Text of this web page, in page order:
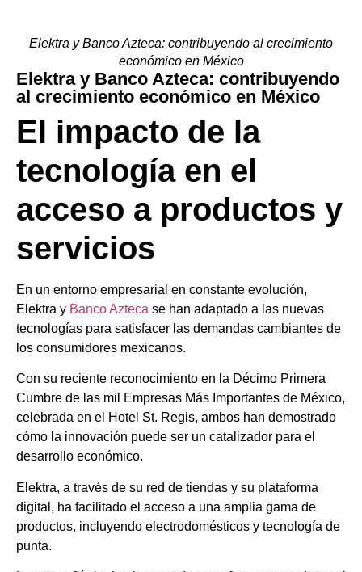
Elektra y Banco Azteca: contribuyendo al crecimiento
económico en México
Elektra y Banco Azteca: contribuyendo
al crecimiento económico en México
El impacto de la
tecnología en el
acceso a productos y
servicios
En un entorno empresarial en constante evolución,
Elektra y Banco Azteca se han adaptado a las nuevas
tecnologías para satisfacer las demandas cambiantes de
los consumidores mexicanos.
Con su reciente reconocimiento en la Décimo Primera
Cumbre de las mil Empresas Más Importantes de México,
celebrada en el Hotel St. Regis, ambos han demostrado
cómo la innovación puede ser un catalizador para el
desarrollo económico.
Elektra, a través de su red de tiendas y su plataforma
digital, ha facilitado el acceso a una amplia gama de
productos, incluyendo electrodomésticos y tecnología de
punta.